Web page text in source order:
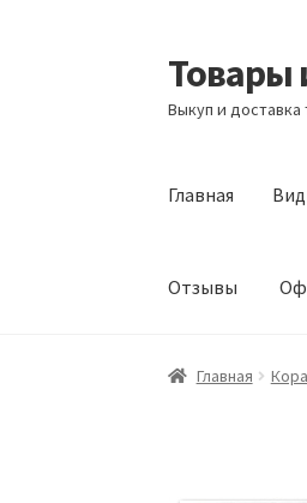
Перейти
к
навигации
Перейти
к
содержимому
Товары
Выкуп и доставка
Главная
Отзывы
Главная Виды
Главная